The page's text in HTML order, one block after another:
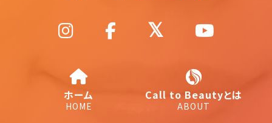
ホーム
HOME
Call to Beautyとは
ABOUT